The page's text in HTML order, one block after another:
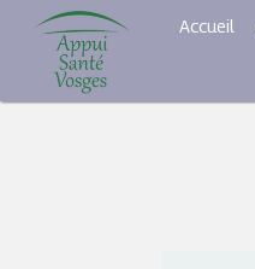
contenu
Accueil